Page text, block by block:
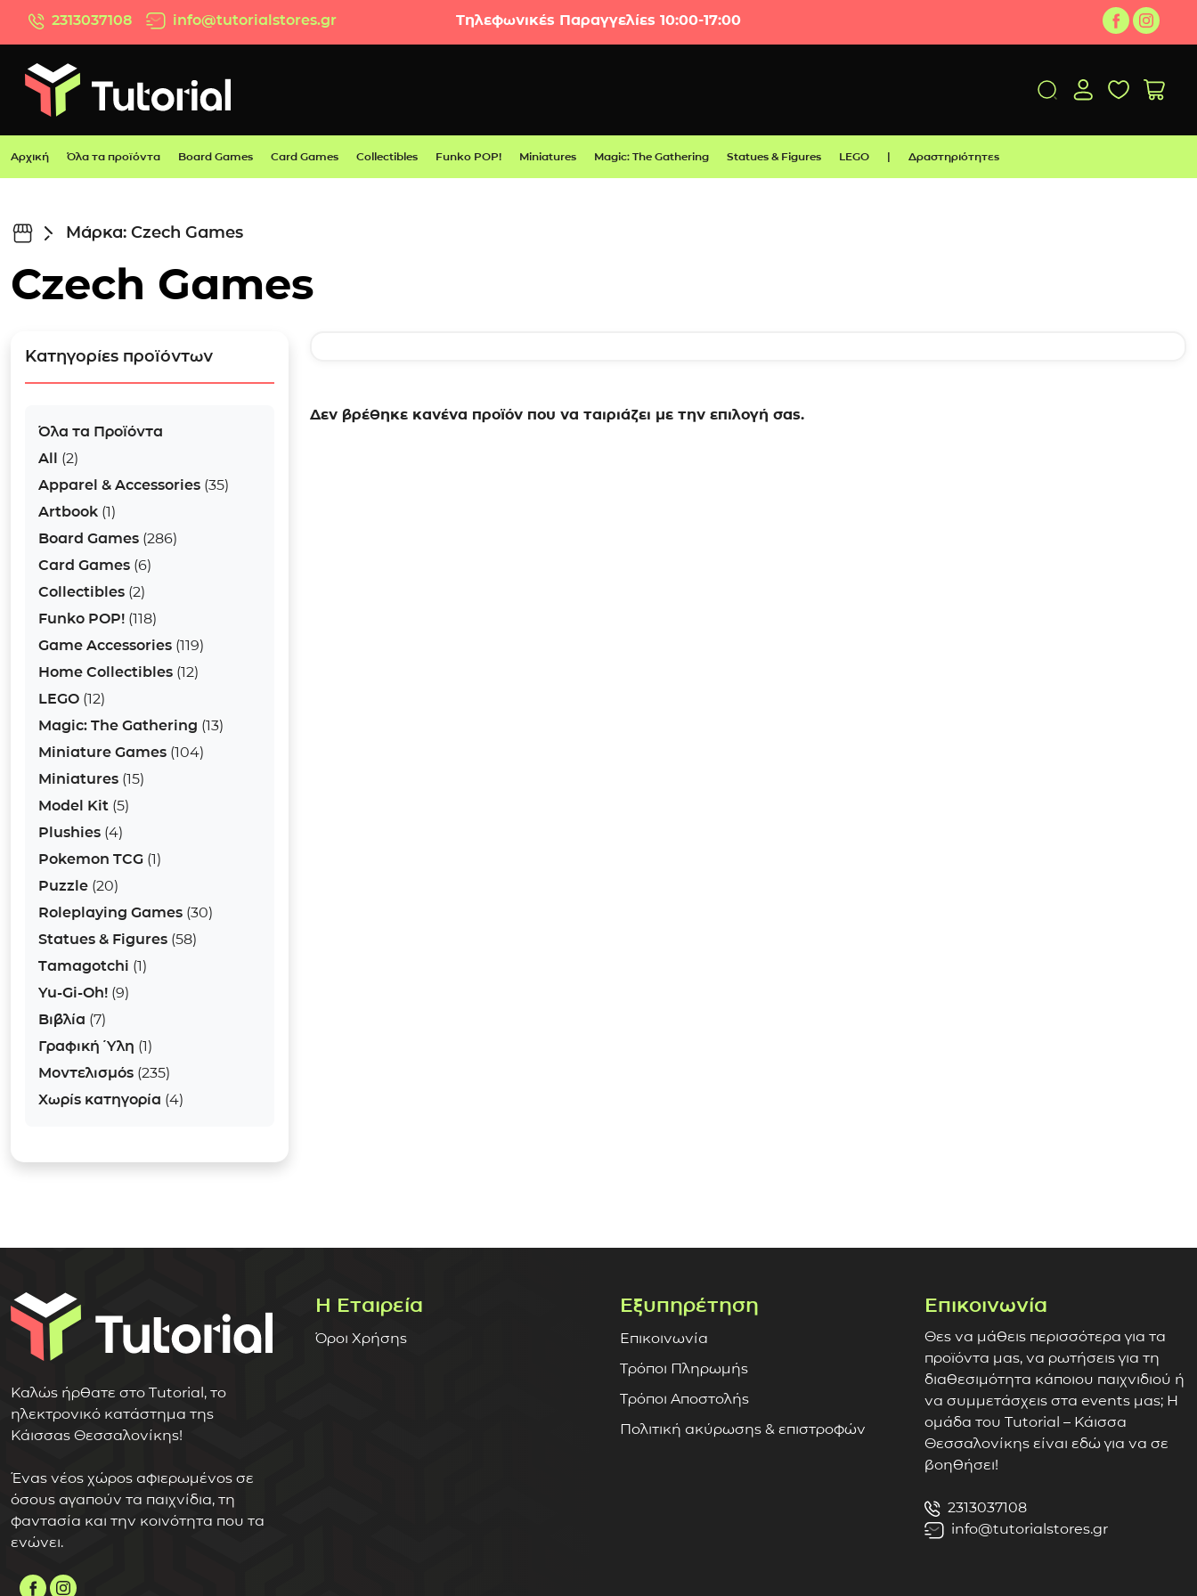
Μετάβαση στο περιεχόμενο
2313037108 info@tutorialstores.gr Τηλεφωνικές Παραγγελίες 10:00-17:00
Αρχική Όλα τα προϊόντα Board Games Card Games Collectibles Funko POP! Miniatures Magic: The Gathering Statues & Figures LEGO | Δραστηριότητες
Μάρκα: Czech Games
Czech Games
Κατηγορίες προϊόντων
Όλα τα Προϊόντα
All (2)
Apparel & Accessories (35)
Artbook (1)
Board Games (286)
Card Games (6)
Collectibles (2)
Funko POP! (118)
Game Accessories (119)
Home Collectibles (12)
LEGO (12)
Magic: The Gathering (13)
Miniature Games (104)
Miniatures (15)
Model Kit (5)
Plushies (4)
Pokemon TCG (1)
Puzzle (20)
Roleplaying Games (30)
Statues & Figures (58)
Tamagotchi (1)
Yu-Gi-Oh! (9)
Βιβλία (7)
Γραφική Ύλη (1)
Μοντελισμός (235)
Χωρίς κατηγορία (4)
Δεν βρέθηκε κανένα προϊόν που να ταιριάζει με την επιλογή σας.
Καλώς ήρθατε στο Tutorial, το
ηλεκτρονικό κατάστημα της
Κάισσας Θεσσαλονίκης!
Ένας νέος χώρος αφιερωμένος σε
όσους αγαπούν τα παιχνίδια, τη
φαντασία και την κοινότητα που τα
ενώνει.
Η Εταιρεία
Όροι Χρήσης
Εξυπηρέτηση
Επικοινωνία
Τρόποι Πληρωμής
Τρόποι Αποστολής
Πολιτική ακύρωσης & επιστροφών
Επικοινωνία
Θες να μάθεις περισσότερα για τα
προϊόντα μας, να ρωτήσεις για τη
διαθεσιμότητα κάποιου παιχνιδιού ή
να συμμετάσχεις στα events μας; Η
ομάδα του Tutorial – Κάισσα
Θεσσαλονίκης είναι εδώ για να σε
βοηθήσει!
2313037108
info@tutorialstores.gr